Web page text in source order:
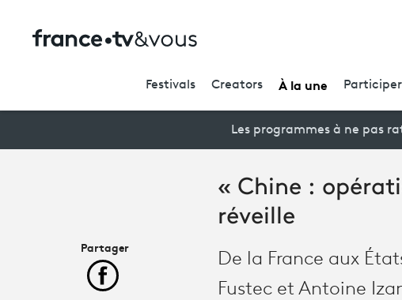
Festivals Creators À la une
Les programmes à ne pas
« Chine :
réveille
De la France aux
Fustec et Antoine
Partager
Partager cet article sur Facebook